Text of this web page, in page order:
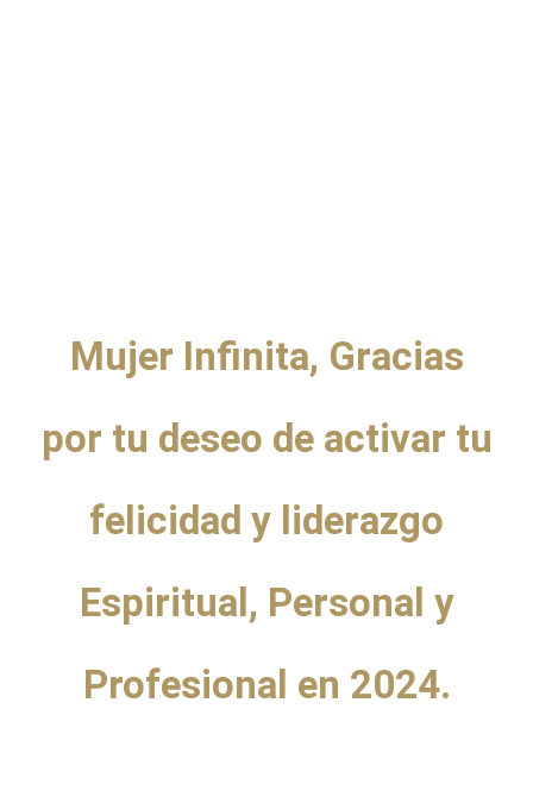
Mujer Infinita, Gracias
por tu deseo de activar tu
felicidad y liderazgo
Espiritual, Personal y
Profesional en 2024.